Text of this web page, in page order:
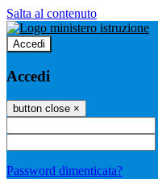
Salta al contenuto
Accedi
Accedi
button close ×
Password dimenticata?